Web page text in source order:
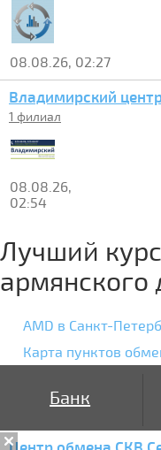
08.08.26, 02:27
Владимирский
1 филиал
08.08.26,
02:54
Лучший
армянского
AMD в Санкт-
Карта пунктов
Банк